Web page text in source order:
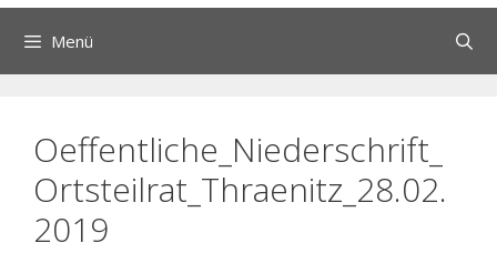
Menü
Oeffentliche_Niederschrift_
Ortsteilrat_Thraenitz_28.02.
2019